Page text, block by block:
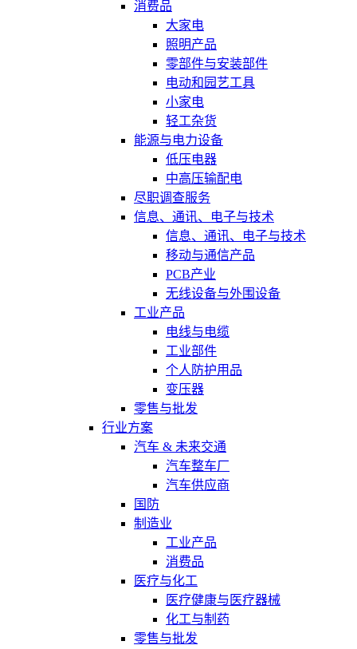
消费品
大家电
照明产品
零部件与安装部件
电动和园艺工具
小家电
轻工杂货
能源与电力设备
低压电器
中高压输配电
尽职调查服务
信息、通讯、电子与技术
信息、通讯、电子与技术
移动与通信产品
PCB产业
无线设备与外围设备
工业产品
电线与电缆
工业部件
个人防护用品
变压器
零售与批发
行业方案
汽车 & 未来交通
汽车整车厂
汽车供应商
国防
制造业
工业产品
消费品
医疗与化工
医疗健康与医疗器械
化工与制药
零售与批发